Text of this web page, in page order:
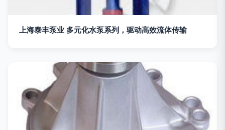
上海泰丰泵业 多元化水泵系列，驱动高效流体传输